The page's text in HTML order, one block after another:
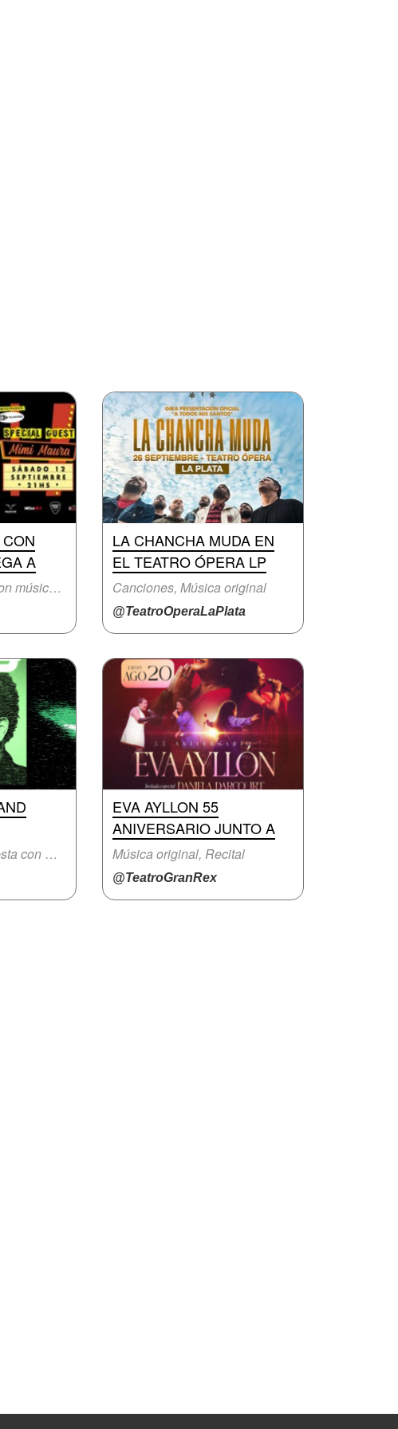
A
Canciones, Fiesta con música en vivo
LA CHANCHA MUDA EN
EL TEATRO ÓPERA LP
Canciones, Música original
@TeatroOperaLaPlata
Festival musical, Fiesta con música en vivo
EVA AYLLON 55
ANIVERSARIO JUNTO A
Música original, Recital
@TeatroGranRex